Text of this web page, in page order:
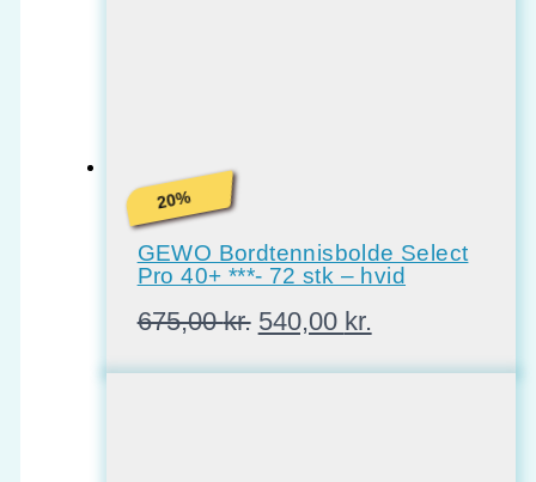
20%
GEWO Bordtennisbolde Select
Pro 40+ ***- 72 stk – hvid
675,00kr. Den
pris
540,00 kr.
pris